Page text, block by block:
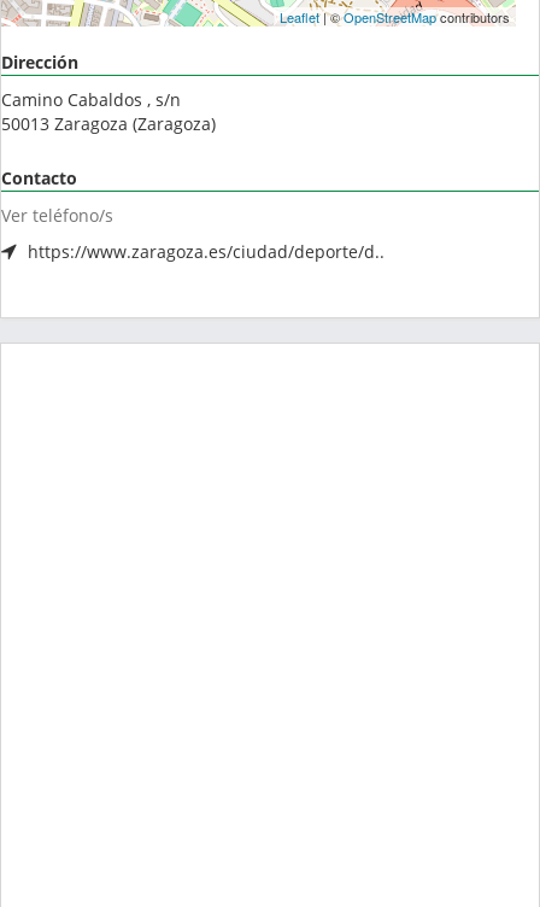
Leaflet| ©OpenStreetMapcontributors
Dirección
Camino Cabaldos , s/n
50013 Zaragoza (Zaragoza)
Contacto
Ver teléfono/s
https://www.zaragoza.es/ciudad/deporte/d..